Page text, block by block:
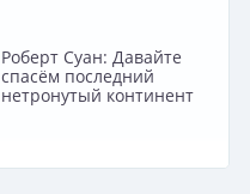
Роберт Суан: Давайте
спасём последний
нетронутый континент